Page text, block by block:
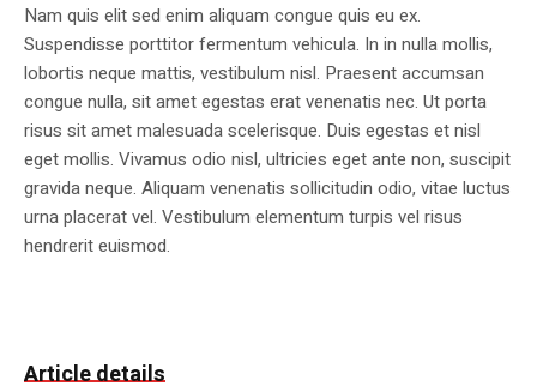
Nam quis elit sed enim aliquam congue quis eu ex.
Suspendisse porttitor fermentum vehicula. In in nulla mollis,
lobortis neque mattis, vestibulum nisl. Praesent accumsan
congue nulla, sit amet egestas erat venenatis nec. Ut porta
risus sit amet malesuada scelerisque. Duis egestas et nisl
eget mollis. Vivamus odio nisl, ultricies eget ante non, suscipit
gravida neque. Aliquam venenatis sollicitudin odio, vitae luctus
urna placerat vel. Vestibulum elementum turpis vel risus
hendrerit euismod.
Article details